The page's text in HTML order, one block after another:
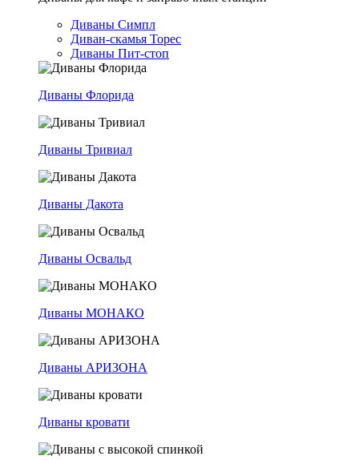
Диваны Симпл
Диван-скамья Торес
Диваны Пит-стоп
Диваны Флорида
Диваны Тривиал
Диваны Дакота
Диваны Освальд
Диваны МОНАКО
Диваны АРИЗОНА
Диваны кровати